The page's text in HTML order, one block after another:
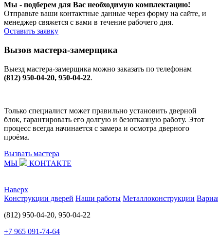
Мы - подберем для Вас необходимую комплектацию!
Отправьте ваши контактные данные через форму на сайте, и
менеджер свяжется с вами в течение рабочего дня.
Оставить заявку
Вызов мастера-замерщика
Выезд мастера-замерщика можно заказать по телефонам
(812) 950-04-20, 950-04-22.
Только специалист может правильно установить дверной
блок, гарантировать его долгую и безотказную работу. Этот
процесс всегда начинается с замера и осмотра дверного
проёма.
Вызвать мастера
МЫ
КОНТАКТЕ
Наверх
Конструкции дверей Наши работы Металлоконструкции
(812) 950-04-20, 950-04-22
+7 965 091-74-64